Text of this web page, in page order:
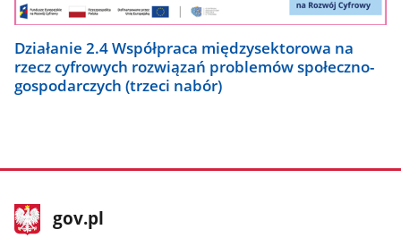
Działanie 2.4 Współpraca międzysektorowa na
rzecz cyfrowych rozwiązań problemów społeczno-
gospodarczych (trzeci nabór)
stopka
gov.plStrona
gov.pl